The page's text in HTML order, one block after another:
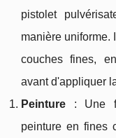
pistolet
manière uniforme.
couches fines,
avant d'appliquer
Peinture : Une
peinture en fines